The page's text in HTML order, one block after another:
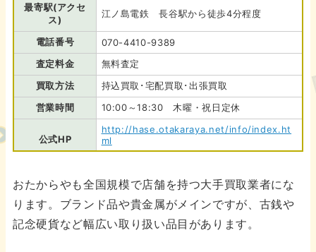
最寄駅(アクセ
ス)
江ノ島電鉄 長谷駅から徒歩4分程度
電話番号
070-4410-9389
査定料金
無料査定
買取方法
持込買取･宅配買取･出張買取
営業時間
10:00～18:30 木曜・祝日定休
公式HP
http://hase.otakaraya.net/info/index.ht
ml
おたからやも全国規模で店舗を持つ大手買取業者にな
ります。ブランド品や貴金属がメインですが、古銭や
記念硬貨など幅広い取り扱い品目があります。